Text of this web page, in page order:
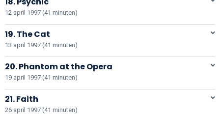
12 april 1997 (41 minuten)
19. The Cat
13 april 1997 (41 minuten)
20. Phantom at the Opera
19 april 1997 (41 minuten)
21. Faith
26 april 1997 (41 minuten)